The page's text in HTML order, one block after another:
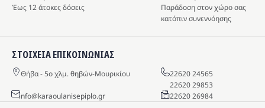
Έως 12 άτοκες δόσεις
Παράδοση στον χώρο σας
κατόπιν συνεννόησης
ΣΤΟΙΧΕΙΑ ΕΠΙΚΟΙΝΩΝΙΑΣ
Θήβα - 5o χλμ. θηβών-Μουρικίου
22620 24565
22620 29853
info@karaoulanisepiplo.gr
22620 26984